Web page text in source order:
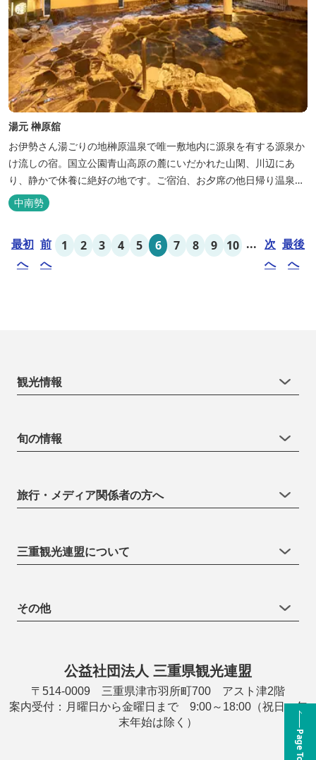
湯元 榊原舘
お伊勢さん湯ごりの地榊原温泉で唯一敷地内に源泉を有する源泉か
け流しの宿。国立公園青山高原の麓にいだかれた山閑、川辺にあ
り、静かで休養に絶好の地です。ご宿泊、お夕席の他日帰り温泉も
楽しめます。お料理にも温泉を用いた温泉野菜蒸しの他美と健康を
テーマとしたふるさと会席をご用意しています。
中南勢
最初
へ
前
へ
1 2 3 4 5 6 7 8 9 10 ... 次
へ
最後
へ
Page Top
観光情報
旬の情報
旅行・メディア関係者の方へ
三重観光連盟について
その他
公益社団法人 三重県観光連盟
〒514-0009 三重県津市羽所町700 アスト津2階
案内受付：月曜日から金曜日まで 9:00～18:00（祝日・年
末年始は除く）